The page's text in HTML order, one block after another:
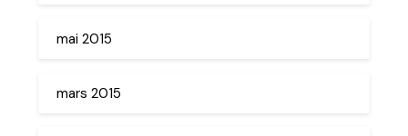
mai 2015
mars 2015